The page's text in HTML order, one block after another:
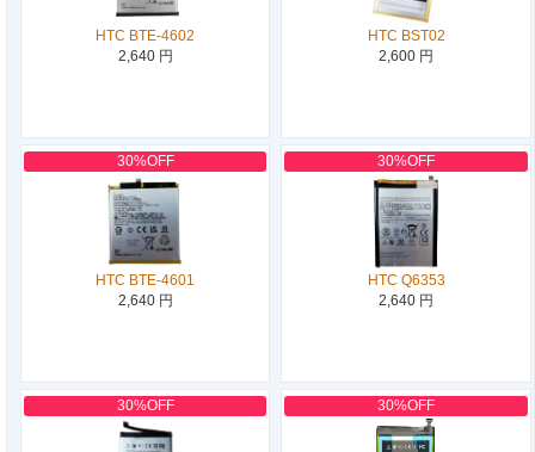
HTC BTE-4602
2,640 円
HTC BST02
2,600 円
30%OFF
HTC BTE-4601
2,640 円
30%OFF
HTC Q6353
2,640 円
30%OFF 30%OFF